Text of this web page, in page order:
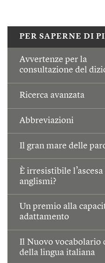
PER SAPERNE DI
Avvertenze per la
consultazione del
Ricerca avanzata
Abbreviazioni
Il gran mare delle
È irresistibile
anglismi?
Un premio alla
adattamento
Il Nuovo vocabolario
della lingua italiana